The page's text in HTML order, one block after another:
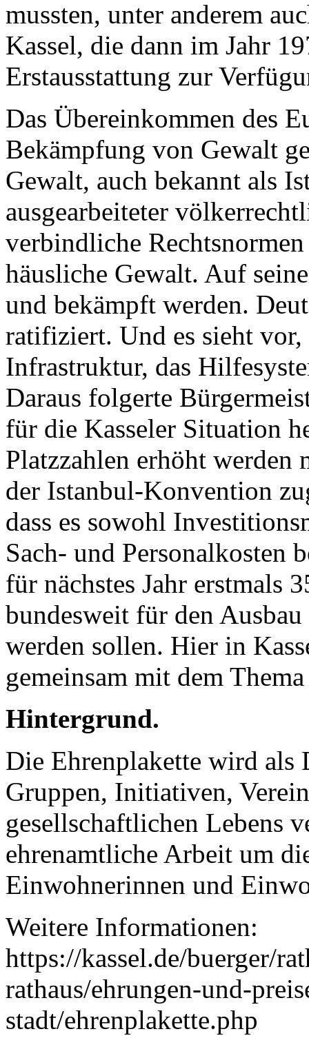
mussten, unter anderem
Kassel, die dann im Jahr
Erstausstattung zur
Das Übereinkommen des
Bekämpfung von Gewalt
Gewalt, auch bekannt als
ausgearbeiteter
verbindliche
häusliche Gewalt. Auf
und bekämpft werden.
ratifiziert. Und es sieht vor,
Infrastruktur, das
Daraus folgerte
für die Kasseler Situation
Platzzahlen erhöht werden
der Istanbul-Konvention
dass es sowohl
Sach- und Personalkosten
für nächstes Jahr erstmals
bundesweit für den
werden sollen. Hier in
gemeinsam mit dem
Hintergrund.
Die Ehrenplakette wird als
Gruppen, Initiativen,
gesellschaftlichen Lebens
ehrenamtliche Arbeit um
Einwohnerinnen und
Weitere Informationen:
https://kassel.de/buerger/
rathaus/ehrungen-und-
stadt/ehrenplakette.php